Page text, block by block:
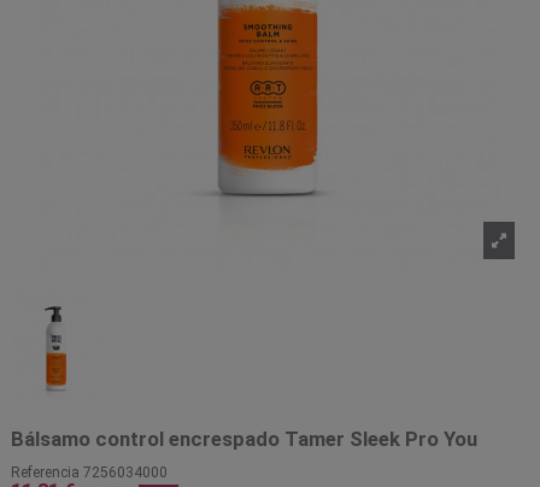
Bálsamo control encrespado Tamer Sleek Pro You
Referencia 7256034000